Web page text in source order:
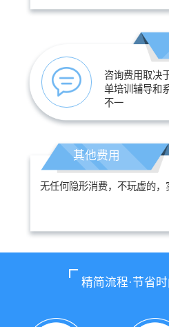
咨询费用取决
单培训辅导和
不一
其他费用
无任何隐形消费，不玩虚的，
精简流程·节省时